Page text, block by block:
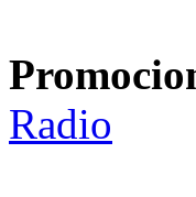
Radio